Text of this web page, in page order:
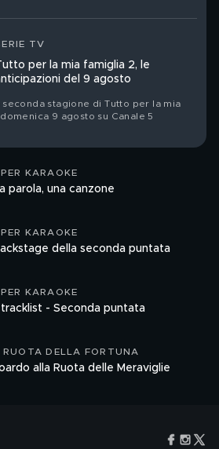
TV
per la mia famiglia 2, le
del 9 agosto
seconda stagione di Tutto per la mia
9 agosto su Canale 5
KARAOKE
parola, una canzone
KARAOKE
della seconda puntata
KARAOKE
tracklist - Seconda puntata
RUOTA DELLA FORTUNA
alla Ruota delle Meraviglie